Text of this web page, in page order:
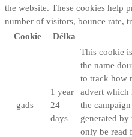
the website. These cookies help
number of visitors, bounce rate,
Cookie
Délka
__gads
1 year
24
days
This cookie
the name
to track how
advert which
the
generated by
only be read